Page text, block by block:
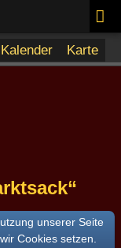
Kalender Karte
unserer Seite
Cookies setzen.